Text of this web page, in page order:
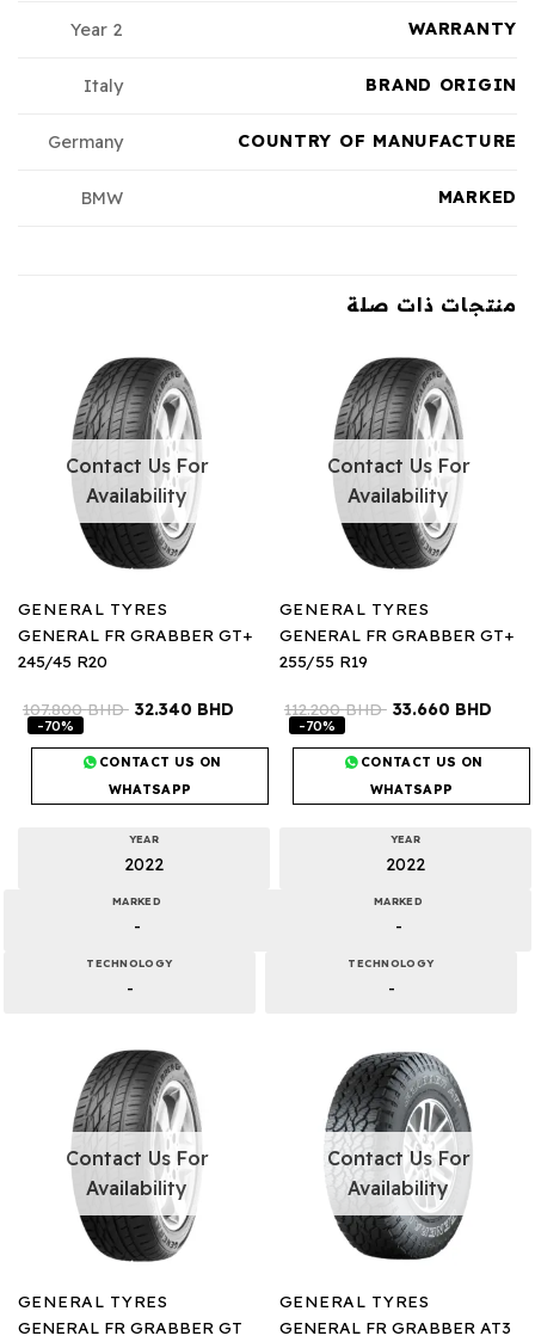
WARRANTY
2 Year
BRAND ORIGIN
Italy
COUNTRY OF MANUFACTURE
Germany
MARKED
BMW
منتجات ذات صلة
Contact Us For
Availability
GENERAL TYRES
GENERAL FR GRABBER GT+
255/55 R19
112.200BHD 33.660 BHD
-70%
CONTACT US ON
WHATSAPP
YEAR
2022
MARKED
-
TECHNOLOGY
-
Contact Us For
Availability
GENERAL TYRES
GENERAL FR GRABBER GT+
245/45 R20
107.800BHD 32.340 BHD
-70%
CONTACT US ON
WHATSAPP
YEAR
2022
MARKED
-
TECHNOLOGY
-
Contact Us For
Availability
GENERAL TYRES
GENERAL FR GRABBER AT3
Contact Us For
Availability
GENERAL TYRES
GENERAL FR GRABBER GT